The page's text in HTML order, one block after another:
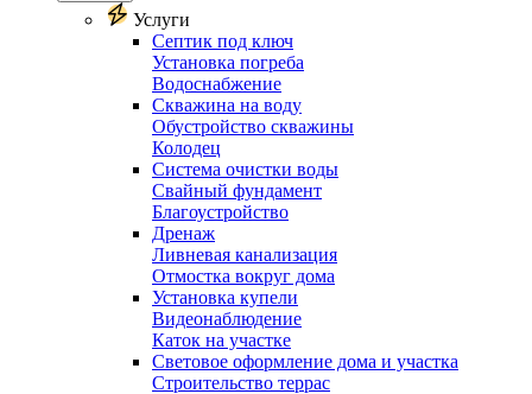
Услуги
Септик под ключ
Установка погреба
Водоснабжение
Скважина на воду
Обустройство скважины
Колодец
Система очистки воды
Свайный фундамент
Благоустройство
Дренаж
Ливневая канализация
Отмостка вокруг дома
Установка купели
Видеонаблюдение
Каток на участке
Световое оформление дома и участка
Строительство террас